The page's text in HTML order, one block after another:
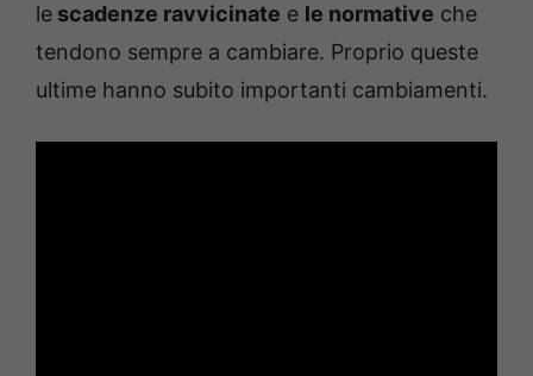
le scadenze ravvicinate e le normative che
tendono sempre a cambiare. Proprio queste
ultime hanno subito importanti cambiamenti.